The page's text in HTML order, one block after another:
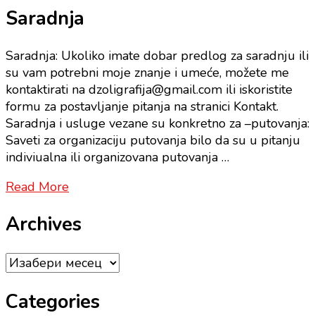
Saradnja
Saradnja: Ukoliko imate dobar predlog za saradnju ili
su vam potrebni moje znanje i umeće, možete me
kontaktirati na dzoligrafija@gmail.com ili iskoristite
formu za postavljanje pitanja na stranici Kontakt.
Saradnja i usluge vezane su konkretno za –putovanja:
Saveti za organizaciju putovanja bilo da su u pitanju
indiviualna ili organizovana putovanja …
Read More
Archives
Archives
Categories